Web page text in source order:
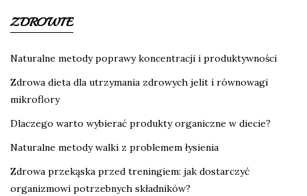
ZDROWIE
Naturalne metody poprawy koncentracji i produktywności
Zdrowa dieta dla utrzymania zdrowych jelit i równowagi
mikroflory
Dlaczego warto wybierać produkty organiczne w diecie?
Naturalne metody walki z problemem łysienia
Zdrowa przekąska przed treningiem: jak dostarczyć
organizmowi potrzebnych składników?